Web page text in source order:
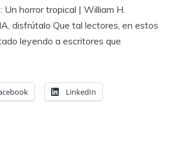
Un horror tropical | William H.
disfrútalo Que tal lectores, en estos
leyendo a escritores que
LinkedIn